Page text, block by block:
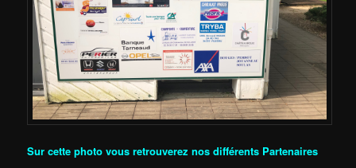
Sur cette photo vous retrouverez nos différents Partenaires